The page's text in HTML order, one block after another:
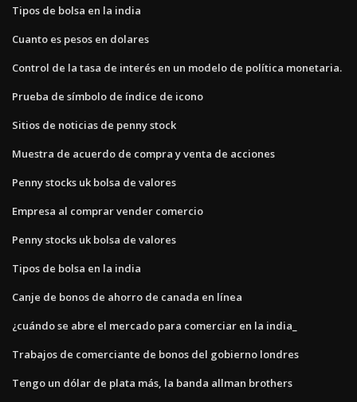
Tipos de bolsa en la india
Cuanto es pesos en dolares
Control de la tasa de interés en un modelo de política monetaria.
Prueba de símbolo de índice de icono
Sitios de noticias de penny stock
Muestra de acuerdo de compra y venta de acciones
Penny stocks uk bolsa de valores
Empresa al comprar vender comercio
Penny stocks uk bolsa de valores
Tipos de bolsa en la india
Canje de bonos de ahorro de canada en línea
¿cuándo se abre el mercado para comerciar en la india_
Trabajos de comerciante de bonos del gobierno londres
Tengo un dólar de plata más, la banda allman brothers